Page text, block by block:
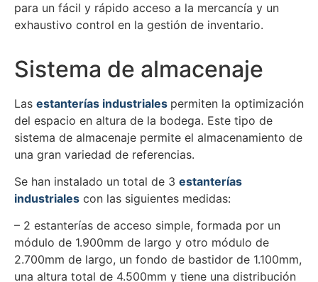
para un fácil y rápido acceso a la mercancía y un
exhaustivo control en la gestión de inventario.
Sistema de almacenaje
Las estanterías industriales permiten la optimización
del espacio en altura de la bodega. Este tipo de
sistema de almacenaje permite el almacenamiento de
una gran variedad de referencias.
Se han instalado un total de 3 estanterías
industriales con las siguientes medidas:
– 2 estanterías de acceso simple, formada por un
módulo de 1.900mm de largo y otro módulo de
2.700mm de largo, un fondo de bastidor de 1.100mm,
una altura total de 4.500mm y tiene una distribución